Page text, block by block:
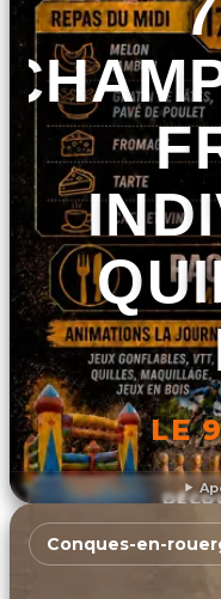
LE
Conques-en-